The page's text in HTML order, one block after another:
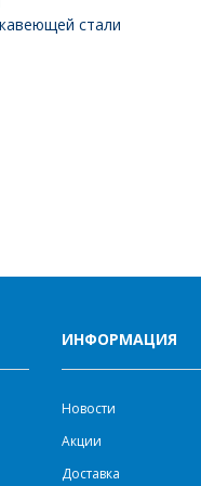
стали
ИНФОРМАЦИЯ
Новости
Акции
Доставка